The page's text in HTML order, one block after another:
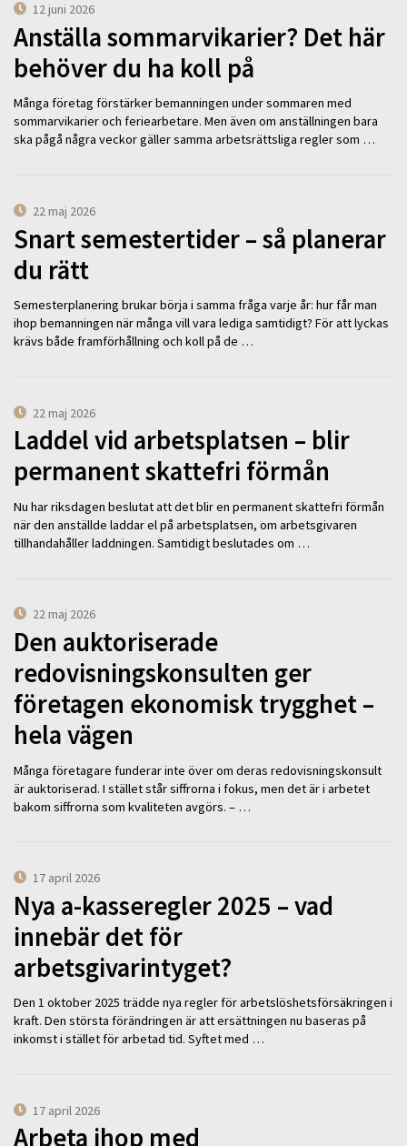
12 juni 2026
Anställa sommarvikarier? Det här
behöver du ha koll på
Många företag förstärker bemanningen under sommaren med
sommarvikarier och feriearbetare. Men även om anställningen bara
ska pågå några veckor gäller samma arbetsrättsliga regler som …
22 maj 2026
Snart semestertider – så planerar
du rätt
Semesterplanering brukar börja i samma fråga varje år: hur får man
ihop bemanningen när många vill vara lediga samtidigt? För att lyckas
krävs både framförhållning och koll på de …
22 maj 2026
Laddel vid arbetsplatsen – blir
permanent skattefri förmån
Nu har riksdagen beslutat att det blir en permanent skattefri förmån
när den anställde laddar el på arbetsplatsen, om arbetsgivaren
tillhandahåller laddningen. Samtidigt beslutades om …
22 maj 2026
Den auktoriserade
redovisningskonsulten ger
företagen ekonomisk trygghet –
hela vägen
Många företagare funderar inte över om deras redovisningskonsult
är auktoriserad. I stället står siffrorna i fokus, men det är i arbetet
bakom siffrorna som kvaliteten avgörs. – …
17 april 2026
Nya a-kasseregler 2025 – vad
innebär det för
arbetsgivarintyget?
Den 1 oktober 2025 trädde nya regler för arbetslöshetsförsäkringen i
kraft. Den största förändringen är att ersättningen nu baseras på
inkomst i stället för arbetad tid. Syftet med …
17 april 2026
Arbeta ihop med